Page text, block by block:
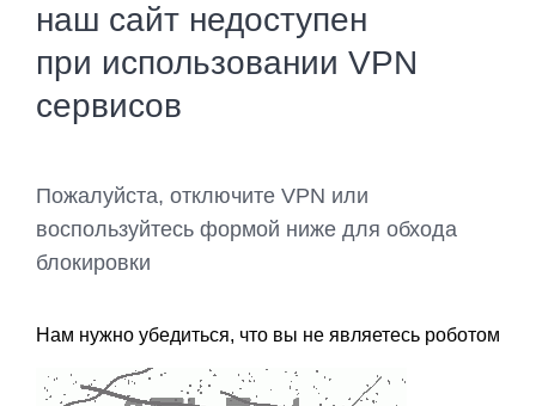
наш сайт недоступен
при использовании VPN
сервисов
Пожалуйста, отключите VPN или
воспользуйтесь формой ниже для обхода
блокировки
Нам нужно убедиться, что вы не являетесь роботом